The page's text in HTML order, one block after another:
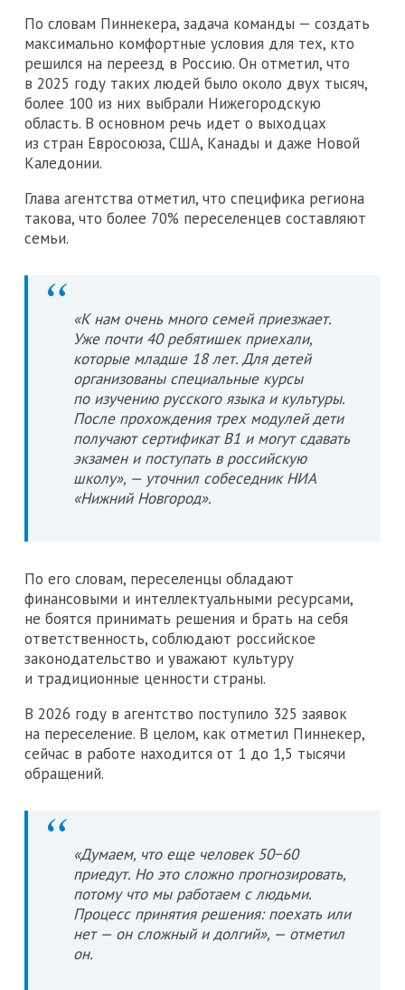
По словам Пиннекера, задача команды — создать
максимально комфортные условия для тех, кто
решился на переезд в Россию. Он отметил, что
в 2025 году таких людей было около двух тысяч,
более 100 из них выбрали Нижегородскую
область. В основном речь идет о выходцах
из стран Евросоюза, США, Канады и даже Новой
Каледонии.
Глава агентства отметил, что специфика региона
такова, что более 70% переселенцев составляют
семьи.
«К нам очень много семей приезжает.
Уже почти 40 ребятишек приехали,
которые младше 18 лет. Для детей
организованы специальные курсы
по изучению русского языка и культуры.
После прохождения трех модулей дети
получают сертификат B1 и могут сдавать
экзамен и поступать в российскую
школу», — уточнил собеседник НИА
«Нижний Новгород».
По его словам, переселенцы обладают
финансовыми и интеллектуальными ресурсами,
не боятся принимать решения и брать на себя
ответственность, соблюдают российское
законодательство и уважают культуру
и традиционные ценности страны.
В 2026 году в агентство поступило 325 заявок
на переселение. В целом, как отметил Пиннекер,
сейчас в работе находится от 1 до 1,5 тысячи
обращений.
«Думаем, что еще человек 50−60
приедут. Но это сложно прогнозировать,
потому что мы работаем с людьми.
Процесс принятия решения: поехать или
нет — он сложный и долгий», — отметил
он.